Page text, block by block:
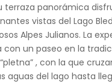
terraza panorámica
vistas del Lago
Alpes Julianos. La
con un paseo en la
, con la que
aguas del lago hasta